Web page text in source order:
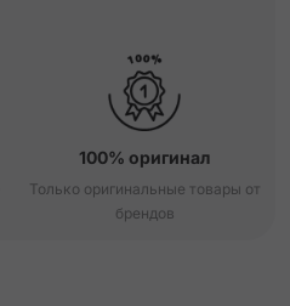
100% оригинал
Только оригинальные товары от
брендов